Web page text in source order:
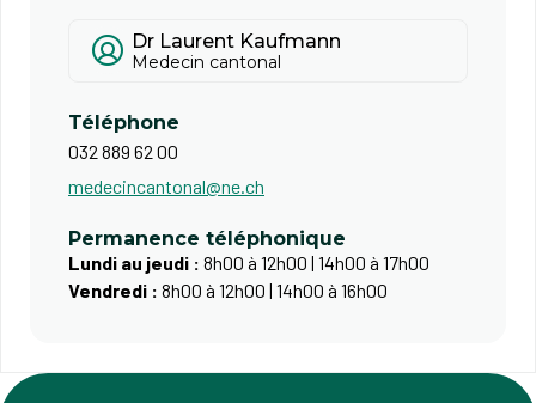
Dr Laurent Kaufmann
Medecin cantonal
Téléphone
032 889 62 00
medecincantonal@ne.ch
Permanence téléphonique
Lundi au jeudi : 8h00 à 12h00 | 14h00 à 17h00
Vendredi : 8h00 à 12h00 | 14h00 à 16h00